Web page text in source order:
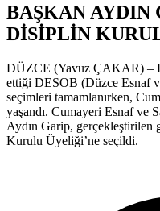
BAŞKAN AYDIN
DİSİPLİN
DÜZCE (Yavuz ÇAKAR) –
ettiği DESOB (Düzce Esnaf
seçimleri tamamlanırken,
yaşandı. Cumayeri Esnaf ve
Aydın Garip,
Kurulu Üyeliği’ne seçildi.